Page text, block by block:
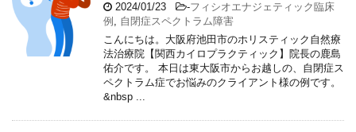
2024/01/23 -フィシオエナジェティック臨床
例 , 自閉症スペクトラム障害
こんにちは。大阪府池田市のホリスティック自然療
法治療院【関西カイロプラクティック】院長の鹿島
佑介です。 本日は東大阪市からお越しの、自閉症ス
ペクトラム症でお悩みのクライアント様の例です。
&nbsp ...